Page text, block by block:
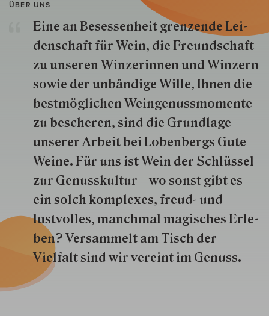
ÜBER UNS
Eine an Besessenheit gren­zende Lei­
den­schaft für Wein, die Freund­schaft
zu unseren Win­zer­innen und Win­zern
so­wie der un­bän­dige Wille, Ihnen die
best­mög­lich­en Wein­genuss­momente
zu besche­ren, sind die Grund­lage
unserer Arbeit bei Lobenbergs Gute
Weine. Für uns ist Wein der Schlüs­sel
zur Genuss­kultur – wo sonst gibt es
ein solch kom­plexes, freud- und
lustvolles, manchmal ma­gisch­es Er­le­
ben? Versammelt am Tisch der
Vielfalt sind wir ver­eint im Genuss.